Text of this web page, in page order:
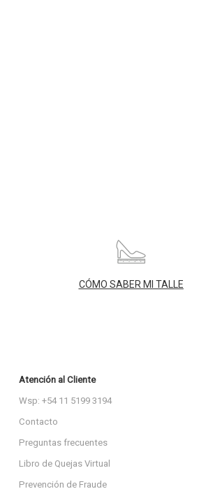
CÓMO SABER MI TALLE
Atención al Cliente
Wsp: +54 11 5199 3194
Contacto
Preguntas frecuentes
Libro de Quejas Virtual
Prevención de Fraude